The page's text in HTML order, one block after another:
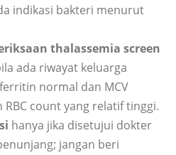
indikasi bakteri menurut
thalassemia screen
ada riwayat keluarga
normal dan MCV
count yang relatif tinggi.
hanya jika disetujui dokter
jangan beri